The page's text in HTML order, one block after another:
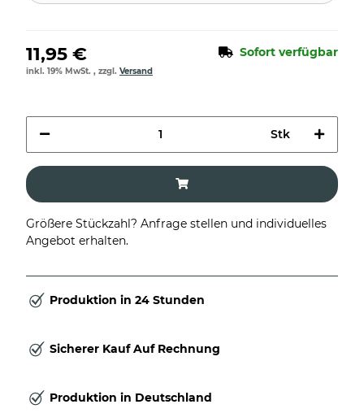
11,95 € Sofort verfügbar
inkl. 19% MwSt. , zzgl. Versand
Stk
Größere Stückzahl? Anfrage stellen und individuelles
Angebot erhalten.
Produktion in 24 Stunden
Sicherer Kauf Auf Rechnung
Produktion in Deutschland